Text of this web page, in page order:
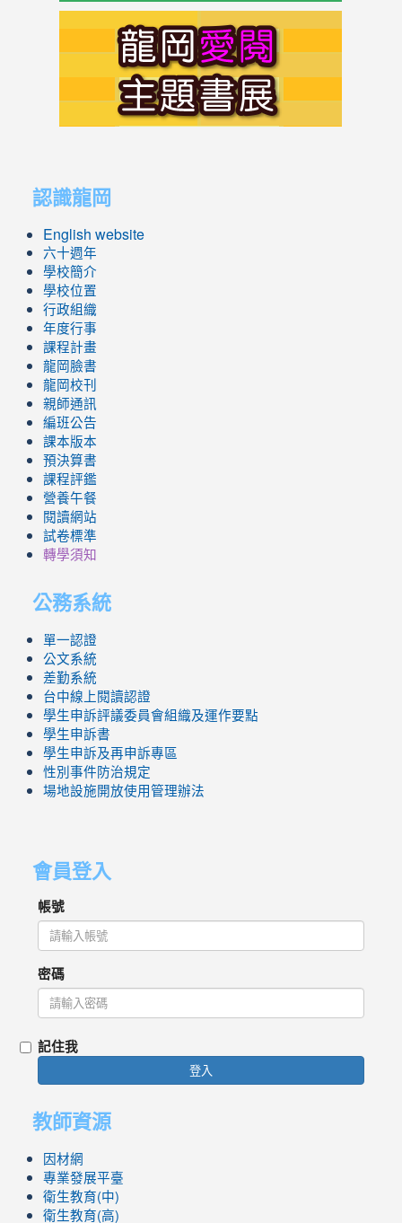
認識龍岡
English website
六十週年
學校簡介
學校位置
行政組織
年度行事
課程計畫
龍岡臉書
龍岡校刊
親師通訊
編班公告
課本版本
預決算書
課程評鑑
營養午餐
閱讀網站
試卷標準
轉學須知
公務系統
單一認證
公文系統
差勤系統
台中線上閱讀認證
學生申訴評議委員會組織及運作要點
學生申訴書
學生申訴及再申訴專區
性別事件防治規定
場地設施開放使用管理辦法
會員登入
帳號
密碼
記住我
登入
教師資源
因材網
專業發展平臺
衛生教育(中)
衛生教育(高)